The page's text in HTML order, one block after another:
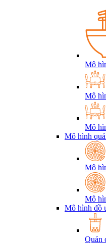
Mô
Mô
Mô
Mô hình
Mô
Mô
Mô hình đồ
Quán